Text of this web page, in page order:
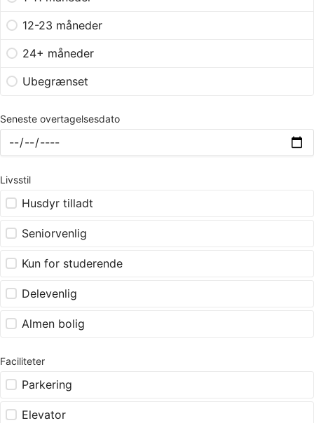
12-23 måneder
24+ måneder
Ubegrænset
Seneste overtagelsesdato
Livsstil
Husdyr tilladt
Seniorvenlig
Kun for studerende
Delevenlig
Almen bolig
Faciliteter
Parkering
Elevator